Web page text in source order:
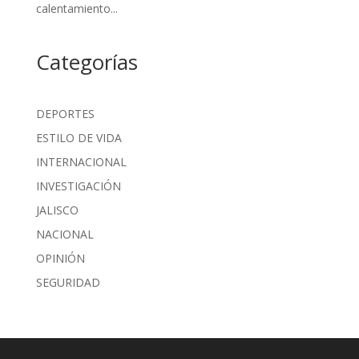
calentamiento...
Categorías
DEPORTES
ESTILO DE VIDA
INTERNACIONAL
INVESTIGACIÓN
JALISCO
NACIONAL
OPINIÓN
SEGURIDAD